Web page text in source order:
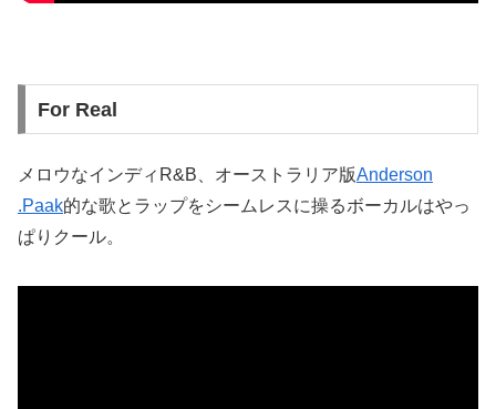
For Real
メロウなインディR&B、オーストラリア版Anderson
.Paak的な歌とラップをシームレスに操るボーカルはやっ
ぱりクール。